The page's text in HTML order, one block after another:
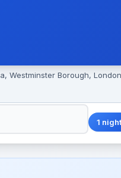
Westminster Borough,
1 night